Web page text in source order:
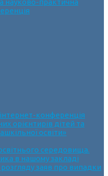
конференція
орієнтирів дітей та
освіти»
середовища.
в нашому закладі
заяв про випадки